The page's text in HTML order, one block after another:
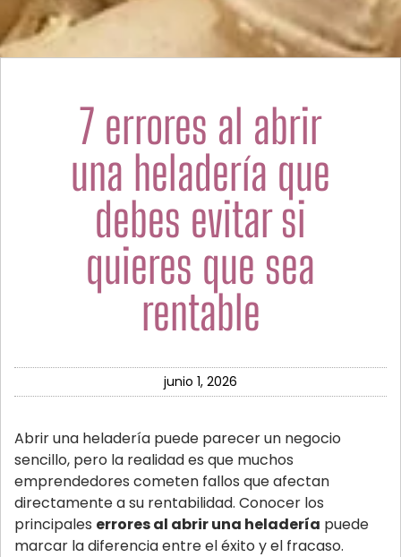
7 errores al abrir
una heladería que
debes evitar si
quieres que sea
rentable
junio 1, 2026
Abrir una heladería puede parecer un negocio
sencillo, pero la realidad es que muchos
emprendedores cometen fallos que afectan
directamente a su rentabilidad. Conocer los
principales errores al abrir una heladería puede
marcar la diferencia entre el éxito y el fracaso.